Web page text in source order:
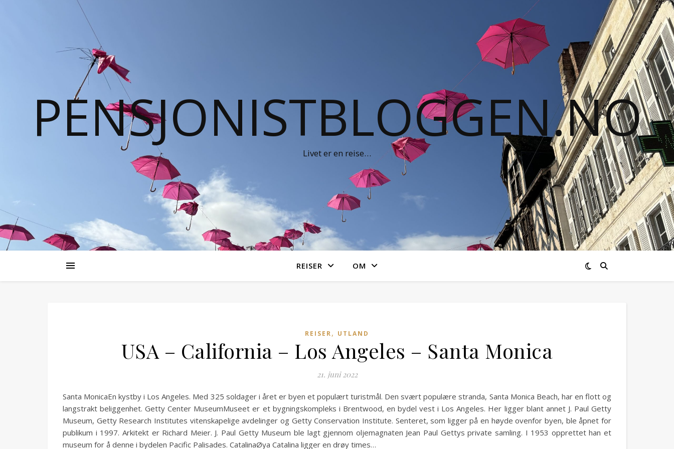
PENSJONISTBLOGGEN.NO
Livet er en reise…
REISER OM
REISER, UTLAND
USA – California – Los Angeles – Santa Monica
21. juni 2022
Santa MonicaEn kystby i Los Angeles. Med 325 soldager i året er byen et populært turistmål. Den svært populære stranda, Santa Monica Beach, har en flott og
langstrakt beliggenhet. Getty Center MuseumMuseet er et bygningskompleks i Brentwood, en bydel vest i Los Angeles. Her ligger blant annet J. Paul Getty
Museum, Getty Research Institutes vitenskapelige avdelinger og Getty Conservation Institute. Senteret, som ligger på en høyde ovenfor byen, ble åpnet for
publikum i 1997. Arkitekt er Richard Meier. J. Paul Getty Museum ble lagt gjennom oljemagnaten Jean Paul Gettys private samling. I 1953 opprettet han et
museum for å denne i bydelen Pacific Palisades. CatalinaØya Catalina ligger en drøy times…